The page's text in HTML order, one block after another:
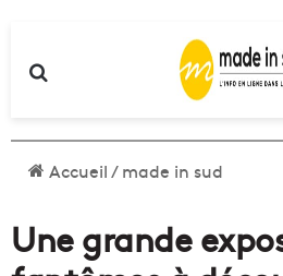
Accueil/made in sud
Une grande